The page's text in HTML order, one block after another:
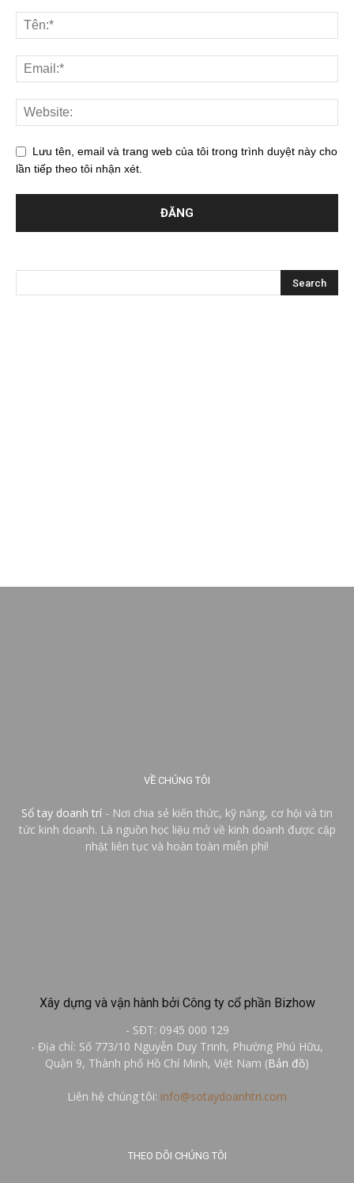
Lưu tên, email và trang web của tôi trong trình duyệt này cho
lần tiếp theo tôi nhận xét.
VỀ CHÚNG TÔI
Sổ tay doanh trí - Nơi chia sẻ kiến thức, kỹ năng, cơ hội và tin
tức kinh doanh. Là nguồn học liệu mở về kinh doanh được cập
nhật liên tục và hoàn toàn miễn phí!
Xây dựng và vận hành bởi Công ty cổ phần Bizhow
- SĐT: 0945 000 129
- Địa chỉ: Số 773/10 Nguyễn Duy Trinh, Phường Phú Hữu,
Quận 9, Thành phố Hồ Chí Minh, Việt Nam (Bản đồ)
Liên hệ chúng tôi: info@sotaydoanhtri.com
THEO DÕI CHÚNG TÔI